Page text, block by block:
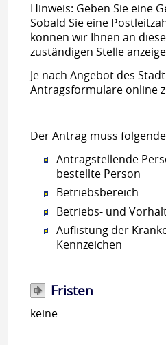
Hinweis: Geben Sie eine
Sobald Sie eine
können wir Ihnen an
zuständigen Stelle
Je nach Angebot des
Antragsformulare online
Der Antrag muss
Antragstellende
bestellte Person
Betriebsbereich
Betriebs- und
Auflistung der
Kennzeichen
Fristen
keine